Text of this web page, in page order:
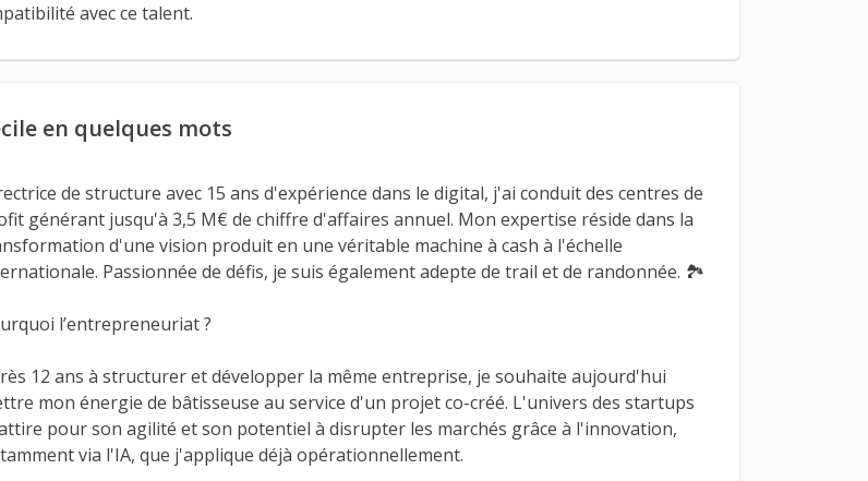
avec ce talent.
en quelques mots
de structure avec 15 ans d'expérience dans le digital, j'ai conduit des centres de
générant jusqu'à 3,5 M€ de chiffre d'affaires annuel. Mon expertise réside dans la
d'une vision produit en une véritable machine à cash à l'échelle
Passionnée de défis, je suis également adepte de trail et de randonnée. 🏞️
l’entrepreneuriat ?
12 ans à structurer et développer la même entreprise, je souhaite aujourd'hui
mon énergie de bâtisseuse au service d'un projet co-créé. L'univers des startups
pour son agilité et son potentiel à disrupter les marchés grâce à l'innovation,
via l'IA, que j'applique déjà opérationnellement.